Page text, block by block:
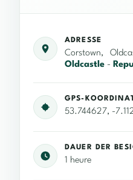
ADRESSE
Corstown,
Oldcastle -
GPS-
53.744627, -
DAUER DER
1 heure